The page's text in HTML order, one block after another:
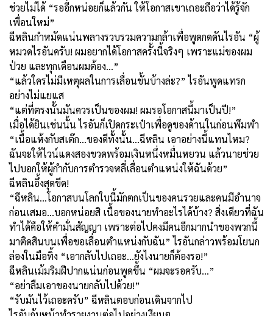
ช่วยไม่ได้ “รออีกหน่อยก็แล้วกัน ให้โอกาสเขาเถอะถือว่าได้รู้จัก
เพื่อนใหม่”
ฉีหลินกำหมัดแน่นพลางรวบรวมความกล้าเพื่อพูดกดดันไรอัน “ผู้
หมวดไรอันครับ! ผมอยากได้โอกาสครั้งนี้จริงๆ เพราะแม่ของผม
ป่วย และทุกเดือนผมต้อง…”
“แล้วใครไม่มีเหตุผลในการเลื่อนขั้นบ้างล่ะ?”ไรอันพูดแทรก
อย่างไม่แยแส
“แต่ที่ตรงนั้นมันควรเป็นของผม! ผมรอโอกาสนี้มาเป็นปี!”
เมื่อได้ยินเช่นนั้น ไรอันก็เปิดกระเป๋าเพื่อดูของด้านในก่อนพึมพำ
“เนื้อแห้งกับสเต๊ก...ของดีทั้งนั้น...ฉีหลิน เอาอย่างนี้แทนไหม?
ฉันจะให้ไวน์แดงสองขวดพร้อมเงินหนึ่งหมื่นหยวน แล้วนายช่วย
ไปบอกให้ผู้กำกับการตำรวจหลี่เลื่อนตำแหน่งให้ฉันด้วย”
ฉีหลินอึ้งสุดขีด!
“ฉีหลิน...โอกาสบนโลกใบนี้มักตกเป็นของคนรวยและคนมีอำนาจ
ก่อนเสมอ...บอกหน่อยสิ เนื้อของนายทำอะไรได้บ้าง? สิ่งเดียวที่ฉัน
ทำได้คือให้คำมั่นสัญญา เพราะต่อไปคงมีคนอีกมากนำของพวกนี้
มาติดสินบนเพื่อขอเลื่อนตำแหน่งกับฉัน” ไรอันกล่าวพร้อมโยนก
ล่องในมือทิ้ง “เอากลับไปเถอะ...ยังไงนายก็ต้องรอ!”
ฉีหลินเม้มริมฝีปากแน่นก่อนพูดขึ้น “ผมจะรอครับ…”
“อย่าลืมเอาของนายกลับไปด้วย!”
“รับมันไว้เถอะครับ” ฉีหลินตอบก่อนเดินจากไป